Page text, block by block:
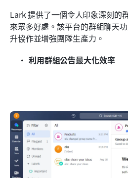
Lark 提供了一個令人印象深刻的
來眾多好處。該平台的群組聊天
升協作並增強團隊生產力。
利用群組公告最大化效率